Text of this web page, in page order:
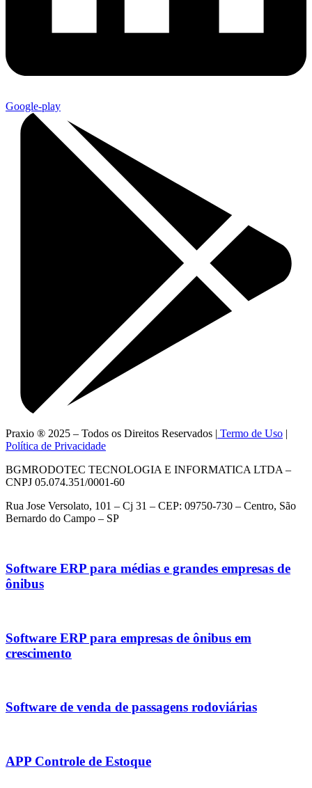
Google-play
Praxio ® 2025 – Todos os Direitos Reservados | Termo de Uso |
Política de Privacidade
BGMRODOTEC TECNOLOGIA E INFORMATICA LTDA –
CNPJ 05.074.351/0001-60
Rua Jose Versolato, 101 – Cj 31 – CEP: 09750-730 – Centro, São
Bernardo do Campo – SP
Software ERP para médias e grandes empresas de
ônibus
Software ERP para empresas de ônibus em
crescimento
Software de venda de passagens rodoviárias
APP Controle de Estoque